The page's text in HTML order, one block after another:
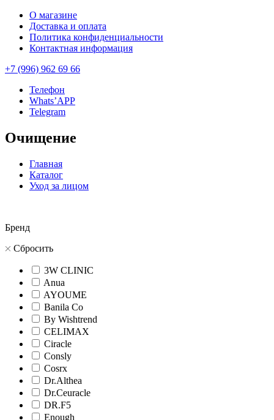
О магазине
Доставка и оплата
Политика конфиденциальности
Контактная информация
+7 (996) 962 69 66
Телефон
Whats’APP
Telegram
Очищение
Главная
Каталог
Уход за лицом
Бренд
Сбросить
3W CLINIC
Anua
AYOUME
Banila Co
By Wishtrend
CELIMAX
Ciracle
Consly
Cosrx
Dr.Althea
Dr.Ceuracle
DR.F5
Enough